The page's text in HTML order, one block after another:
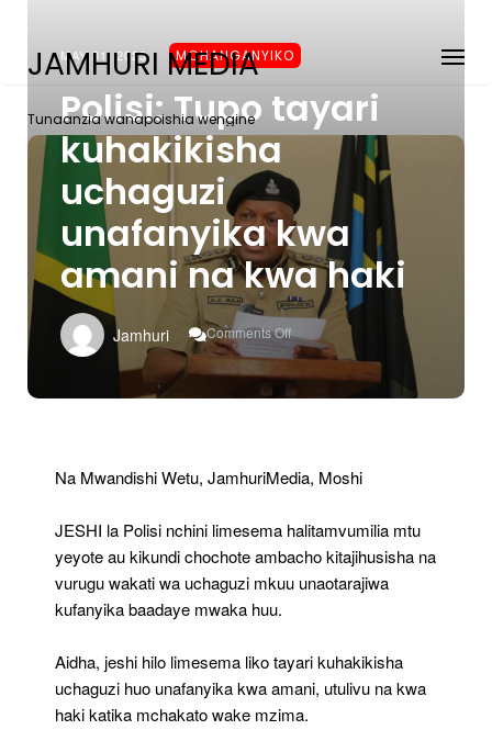
JAMHURI MEDIA
Tunaanzia wanapoishia wengine
MAY 31, 2025 MCHANGANYIKO
Polisi: Tupo tayari
kuhakikisha
uchaguzi
unafanyika kwa
amani na kwa haki
Jamhuri Comments Off
On
Polisi:
Tupo
Tayari
Kwa
Amani
Kwa
Haki
Na Mwandishi Wetu, JamhuriMedia, Moshi
JESHI la Polisi nchini limesema halitamvumilia mtu
yeyote au kikundi chochote ambacho kitajihusisha na
vurugu wakati wa uchaguzi mkuu unaotarajiwa
kufanyika baadaye mwaka huu.
Aidha, jeshi hilo limesema liko tayari kuhakikisha
uchaguzi huo unafanyika kwa amani, utulivu na kwa
haki katika mchakato wake mzima.